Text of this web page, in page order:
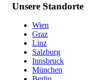
Unsere Standorte
Wien
Graz
Linz
Salzburg
Innsbruck
München